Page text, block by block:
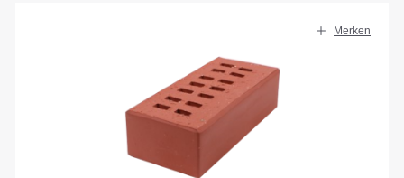
Merken